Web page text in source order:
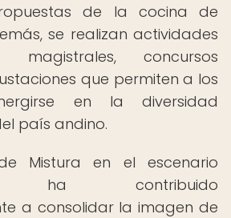
de la cocina de
se realizan actividades
concursos
que permiten a los
en la diversidad
país andino.
Mistura en el escenario
ha contribuido
a consolidar la imagen de